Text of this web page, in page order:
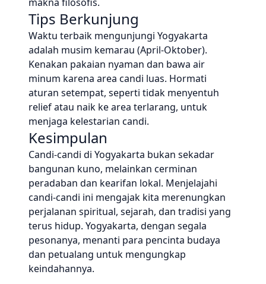
Tips Berkunjung
Waktu terbaik mengunjungi Yogyakarta
adalah musim kemarau (April-Oktober).
Kenakan pakaian nyaman dan bawa air
minum karena area candi luas. Hormati
aturan setempat, seperti tidak menyentuh
relief atau naik ke area terlarang, untuk
menjaga kelestarian candi.
Kesimpulan
Candi-candi di Yogyakarta bukan sekadar
bangunan kuno, melainkan cerminan
peradaban dan kearifan lokal. Menjelajahi
candi-candi ini mengajak kita merenungkan
perjalanan spiritual, sejarah, dan tradisi yang
terus hidup. Yogyakarta, dengan segala
pesonanya, menanti para pencinta budaya
dan petualang untuk mengungkap
keindahannya.